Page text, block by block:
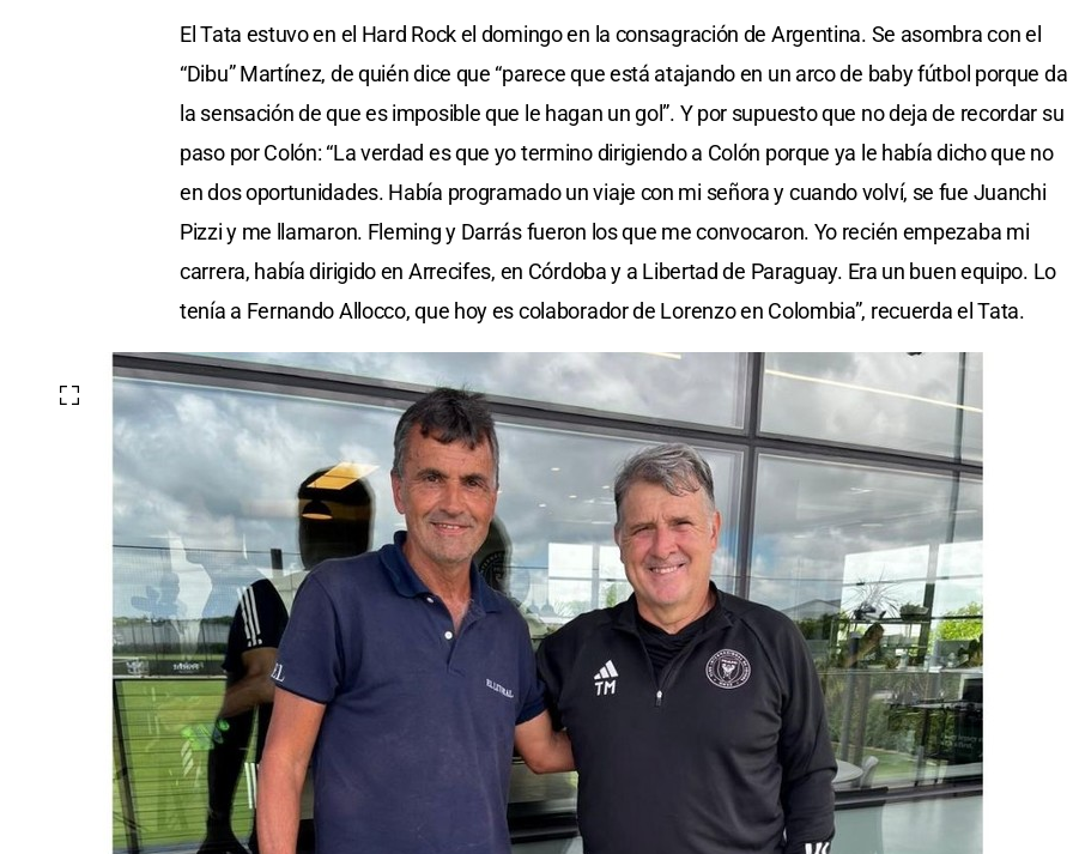
El Tata estuvo en el Hard Rock el domingo en la consagración de Argentina. Se asombra con el
“Dibu” Martínez, de quién dice que “parece que está atajando en un arco de baby fútbol porque da
la sensación de que es imposible que le hagan un gol”. Y por supuesto que no deja de recordar su
paso por Colón: “La verdad es que yo termino dirigiendo a Colón porque ya le había dicho que no
en dos oportunidades. Había programado un viaje con mi señora y cuando volví, se fue Juanchi
Pizzi y me llamaron. Fleming y Darrás fueron los que me convocaron. Yo recién empezaba mi
carrera, había dirigido en Arrecifes, en Córdoba y a Libertad de Paraguay. Era un buen equipo. Lo
tenía a Fernando Allocco, que hoy es colaborador de Lorenzo en Colombia”, recuerda el Tata.